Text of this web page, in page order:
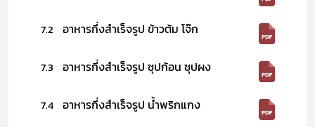
7.2 อาหารกึ่งสำเร็จรูป ข้าวต้ม โจ๊ก
7.3 อาหารกึ่งสำเร็จรูป ซุปก้อน ซุปผง
7.4 อาหารกึ่งสำเร็จรูป น้ำพริกแกง